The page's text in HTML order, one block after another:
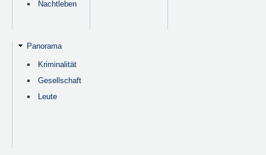
Nachtleben
Panorama
Kriminalität
Gesellschaft
Leute